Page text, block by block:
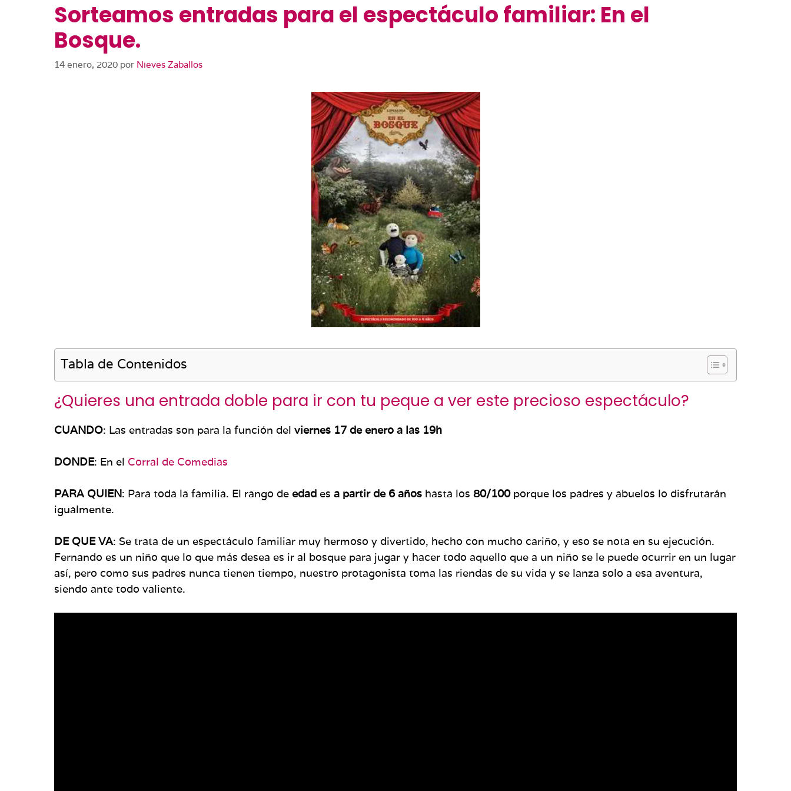
Sorteamos entradas para el espectáculo familiar: En el
Bosque.
14 enero, 2020 por Nieves Zaballos
Tabla de Contenidos
¿Quieres una entrada doble para ir con tu peque a ver este precioso espectáculo?
CUANDO: Las entradas son para la función del viernes 17 de enero a las 19h
DONDE: En el Corral de Comedias
PARA QUIEN: Para toda la familia. El rango de edad es a partir de 6 años hasta los 80/100porque los padres y abuelos lo disfrutarán
igualmente.
DE QUE VA: Se trata de un espectáculo familiar muy hermoso y divertido, hecho con mucho cariño, y eso se nota en su ejecución.
Fernando es un niño que lo que más desea es ir al bosque para jugar y hacer todo aquello que a un niño se le puede ocurrir en un lugar
así, pero como sus padres nunca tienen tiempo, nuestro protagonista toma las riendas de su vida y se lanza solo a esa aventura,
siendo ante todo valiente.